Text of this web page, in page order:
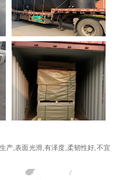
产,表面光滑,有泽度,柔韧性好,不宜